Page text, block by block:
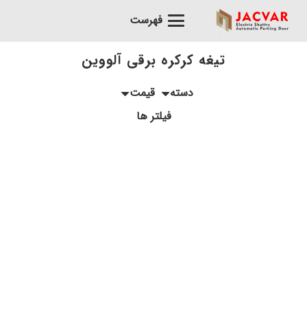
فهرست
تیغه کرکره برقی آلووین
دسته
قیمت
فیلتر ها